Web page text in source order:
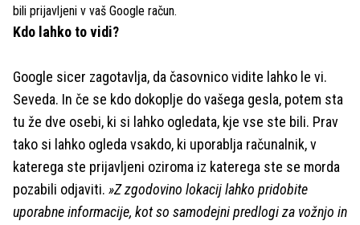
bili prijavljeni v vaš Google račun.
Kdo lahko to vidi?
Google sicer zagotavlja, da časovnico vidite lahko le vi.
Seveda. In če se kdo dokoplje do vašega gesla, potem sta
tu že dve osebi, ki si lahko ogledata, kje vse ste bili. Prav
tako si lahko ogleda vsakdo, ki uporablja računalnik, v
katerega ste prijavljeni oziroma iz katerega ste se morda
pozabili odjaviti. »Z zgodovino lokacij lahko pridobite
uporabne informacije, kot so samodejni predlogi za vožnjo in